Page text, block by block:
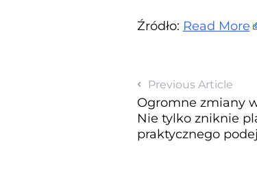
Źródło: Read More
Previous Article
Ogromne zmiany
Nie tylko zniknie
praktycznego